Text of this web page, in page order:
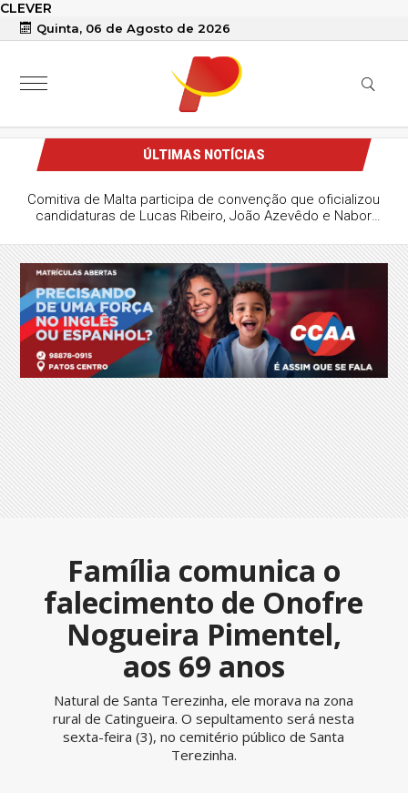
CLEVER
Quinta, 06 de Agosto de 2026
ÚLTIMAS NOTÍCIAS
Comitiva de Malta participa de convenção que oficializou
candidaturas de Lucas Ribeiro, João Azevêdo e Nabor
Família comunica o
falecimento de Onofre
Nogueira Pimentel,
aos 69 anos
Natural de Santa Terezinha, ele morava na zona
rural de Catingueira. O sepultamento será nesta
sexta-feira (3), no cemitério público de Santa
Terezinha.